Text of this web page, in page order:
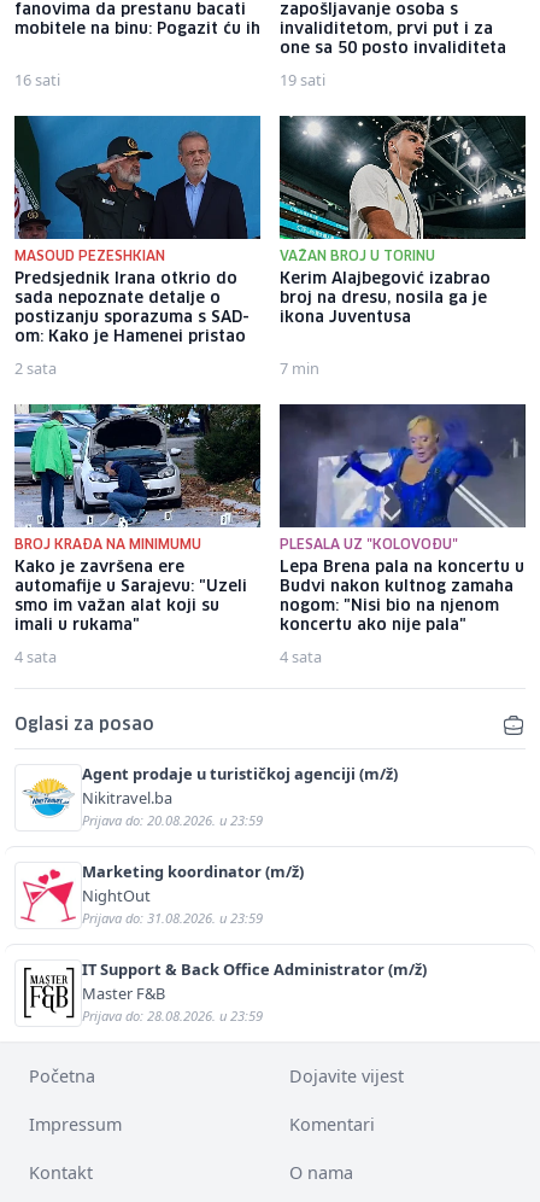
fanovima da prestanu bacati
mobitele na binu: Pogazit ću ih
16 sati
zapošljavanje osoba s
invaliditetom, prvi put i za
one sa 50 posto invaliditeta
19 sati
MASOUD PEZESHKIAN
Predsjednik Irana otkrio do
sada nepoznate detalje o
postizanju sporazuma s SAD-
om: Kako je Hamenei pristao
2 sata
VAŽAN BROJ U TORINU
Kerim Alajbegović izabrao
broj na dresu, nosila ga je
ikona Juventusa
7 min
BROJ KRAĐA NA MINIMUMU
Kako je završena ere
automafije u Sarajevu: "Uzeli
smo im važan alat koji su
imali u rukama"
4 sata
PLESALA UZ "KOLOVOĐU"
Lepa Brena pala na koncertu u
Budvi nakon kultnog zamaha
nogom: "Nisi bio na njenom
koncertu ako nije pala"
4 sata
Oglasi za posao
Agent prodaje u turističkoj agenciji (m/ž)
Nikitravel.ba
Prijava do: 20.08.2026. u 23:59
Marketing koordinator (m/ž)
NightOut
Prijava do: 31.08.2026. u 23:59
IT Support & Back Office Administrator (m/ž)
Master F&B
Prijava do: 28.08.2026. u 23:59
Početna Dojavite vijest
Impressum Komentari
Kontakt O nama